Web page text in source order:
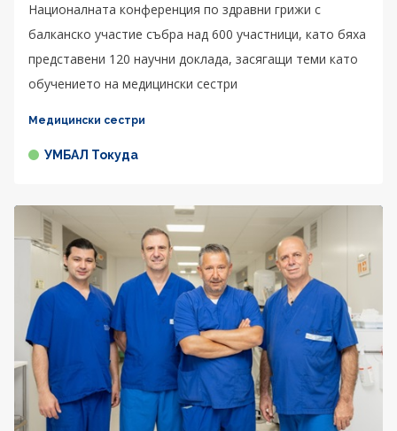
Националната конференция по здравни грижи с
балканско участие събра над 600 участници, като бяха
представени 120 научни доклада, засягащи теми като
обучението на медицински сестри
Медицински сестри
УМБАЛ Токуда